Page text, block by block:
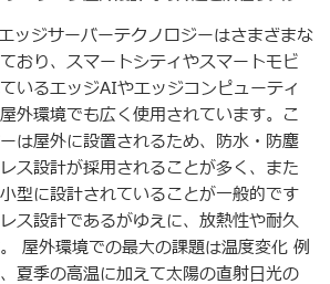
ジサーバーテクノロジーはさまざまな
おり、スマートシティやスマートモビ
いるエッジAIやエッジコンピューティ
外環境でも広く使用されています。こ
は屋外に設置されるため、防水・防塵
ス設計が採用されることが多く、また
型に設計されていることが一般的です
ス設計であるがゆえに、放熱性や耐久
屋外環境での最大の課題は温度変化 例
夏季の高温に加えて太陽の直射日光の